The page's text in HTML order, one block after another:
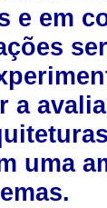
e em
a
uma